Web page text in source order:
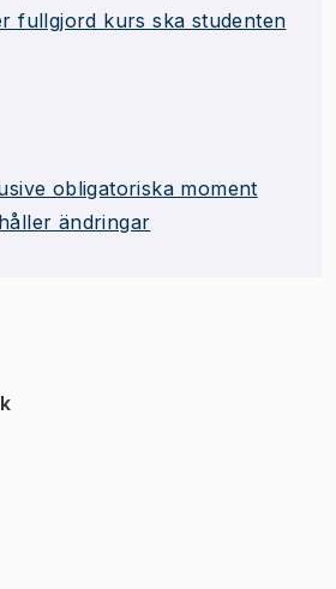
fullgjord kurs ska studenten
obligatoriska moment
ändringar